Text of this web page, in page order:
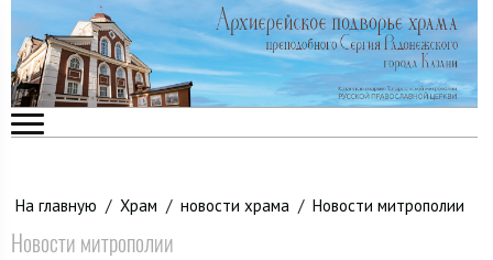
На главную / Храм / новости храма / Новости митрополии
Новости митрополии